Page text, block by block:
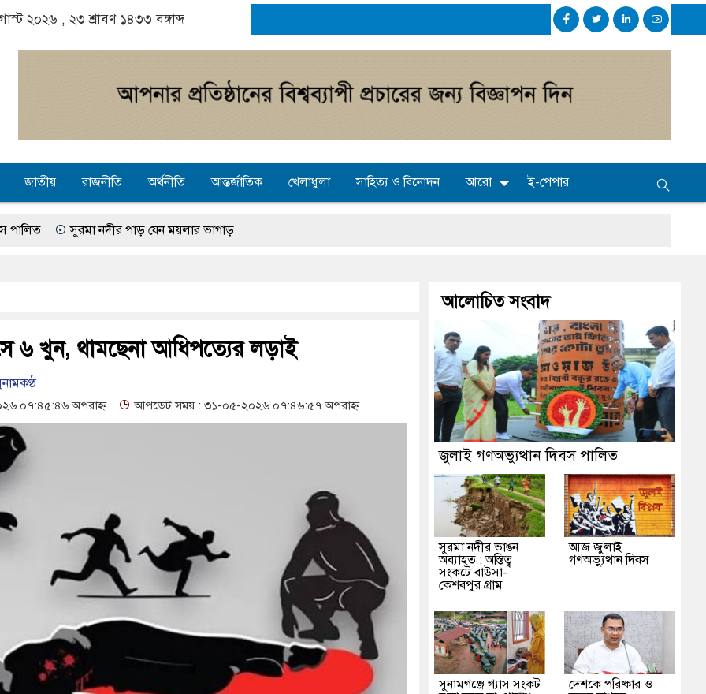
২০২৬ ,২৩ শ্রাবণ ১৪৩৩ বঙ্গাব্দ
জাতীয় রাজনীতি অর্থনীতি আন্তর্জাতিক খেলাধুলা সাহিত্য ও বিনোদন আরো ই-পেপার
সুরমা নদীর পাড় যেন ময়লার ভাগাড়
বুথ ও সেল্ফ সার্ভিস সেন্টারের উদ্বোধন গনবিজ্ঞপ্তি--সুনামগঞ্জ জেলা প্রশাসন
১৬১৩ শিক্ষকের পদ শূন্য, ৪৫১টি প্রাথমিক বিদ্যালয়ে নেই প্রধান শিক্ষক
সম্মেলন, নিরাপত্তা ও সুষ্ঠু বিচার দাবি
৬ খুন, থামছেনা আধিপত্যের লড়াই
০৭:৪৫:৪৬ অপরাহ্ন আপডেট সময় : ৩১-০৫-২০২৬ ০৭:৪৬:৫৭ অপরাহ্ন
আলোচিত সংবাদ
জুলাই গণঅভ্যুত্থান দিবস পালিত
সুরমা নদীর ভাঙন
অব্যাহত : অস্তিত্ব
সংকটে বাউসা-
কেশবপুর গ্রাম
আজ জুলাই
গণঅভ্যুত্থান দিবস
সুনামগঞ্জে গ্যাস সংকট
দেশকে পরিষ্কার ও